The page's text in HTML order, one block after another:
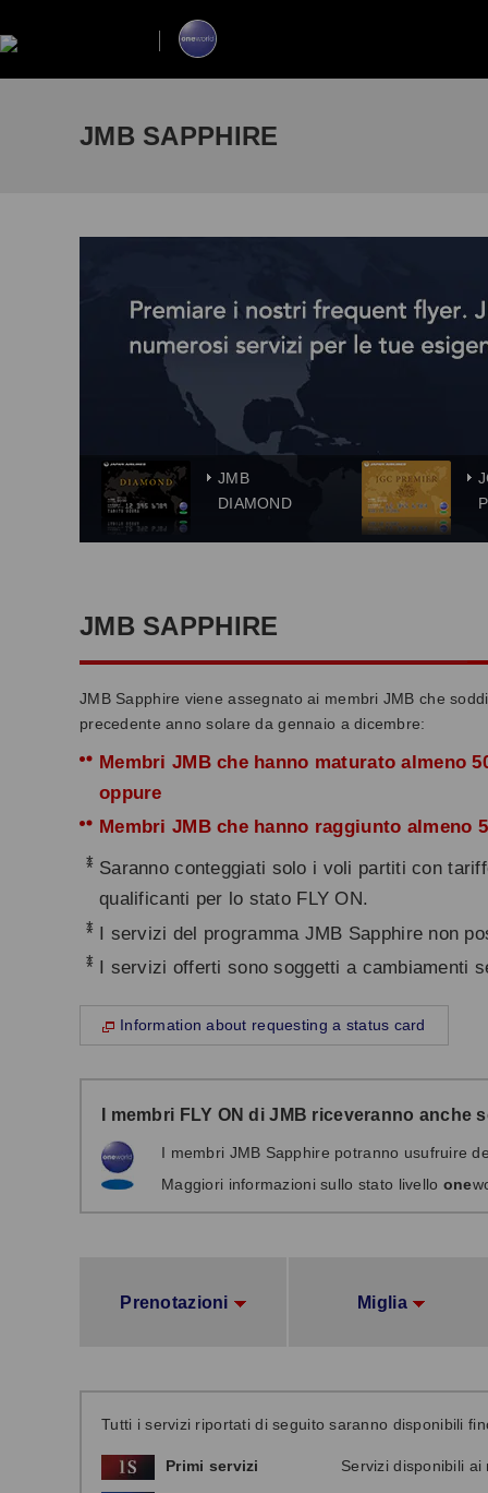
JMB SAPPHIRE
JMB
DIAMOND
JMB SAPPHIRE
JMB Sapphire viene assegnato ai membri JMB che
precedente anno solare da gennaio a dicembre:
Membri JMB che hanno maturato almeno
oppure
Membri JMB che hanno raggiunto almeno
* Saranno conteggiati solo i voli partiti con
qualificanti per lo stato FLY ON.
* I servizi del programma JMB Sapphire non
* I servizi offerti sono soggetti a cambiamenti
Information about requesting a status card
I membri FLY ON di JMB riceveranno
I membri JMB Sapphire potranno usufruire
Maggiori informazioni sullo stato livello one
Prenotazioni Miglia
Tutti i servizi riportati di seguito saranno disponibili
Primi servizi Servizi disponibili